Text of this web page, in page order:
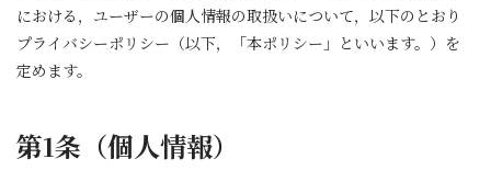
における，ユーザーの個人情報の取扱いについて，以下のとおり
プライバシーポリシー（以下，「本ポリシー」といいます。）を
定めます。
第1条（個人情報）